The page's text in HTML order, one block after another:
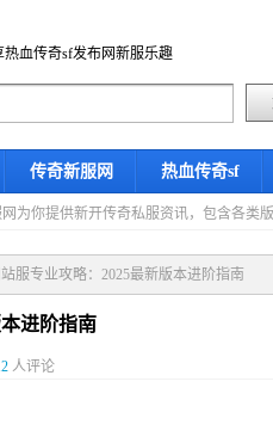
血传奇sf发布网新服乐趣
传奇新服网 热血传奇sf
为你提供新开传奇私服资讯，包含各
服专业攻略：2025最新版本进阶指南
进阶指南
人评论